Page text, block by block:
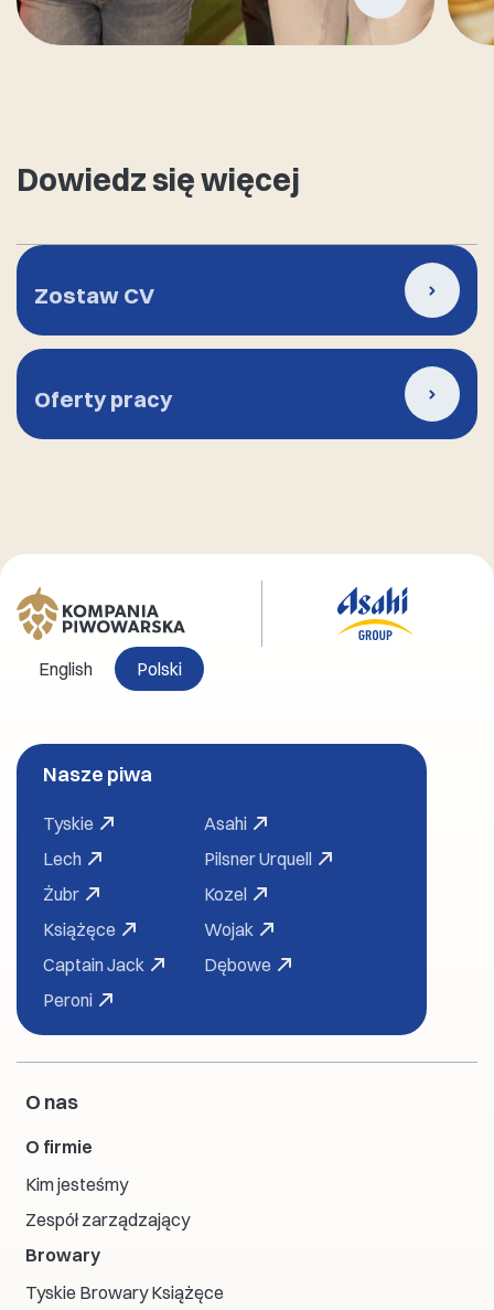
Dowiedz się więcej
Zostaw CV
Oferty pracy
English Polski
Nasze piwa
Tyskie
Lech
Żubr
Książęce
Captain Jack
Peroni
Asahi
Pilsner Urquell
Kozel
Wojak
Dębowe
O nas
O firmie
Kim jesteśmy
Zespół zarządzający
Browary
Tyskie Browary Książęce